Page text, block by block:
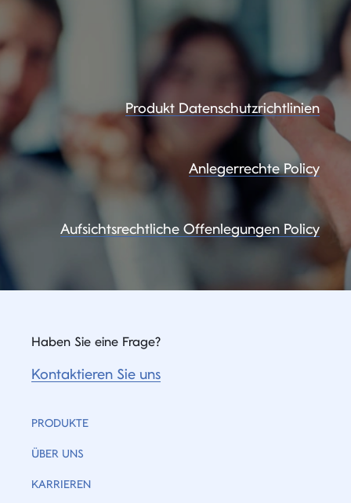
Produkt Datenschutzrichtlinien
Anlegerrechte Policy
Aufsichtsrechtliche Offenlegungen Policy
Haben Sie eine Frage?
Kontaktieren Sie uns
PRODUKTE
ÜBER UNS
KARRIEREN